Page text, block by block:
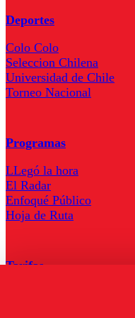
Deportes
Colo Colo
Seleccion Chilena
Universidad de Chile
Torneo Nacional
Programas
LLegó la hora
El Radar
Enfoqué Público
Hoja de Ruta
Tarifas